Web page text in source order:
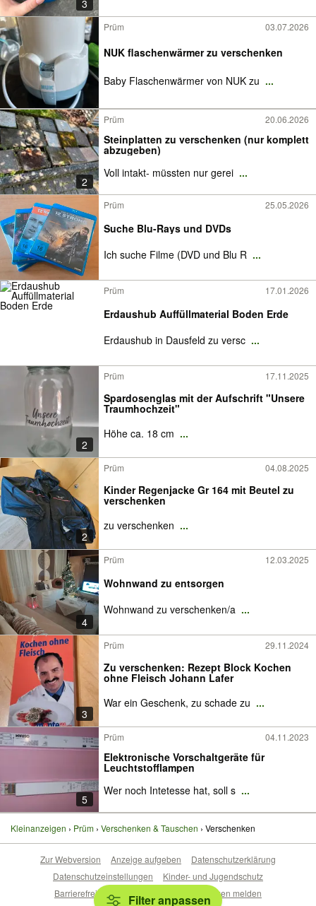
3
Prüm 03.07.2026
NUK flaschenwärmer zu verschenken
Baby Flaschenwärmer von NUK zu ...
2
Prüm 20.06.2026
Steinplatten zu verschenken (nur komplett
abzugeben)
Voll intakt- müssten nur gerei ...
Prüm 25.05.2026
Suche Blu-Rays und DVDs
Ich suche Filme (DVD und Blu R ...
Prüm 17.01.2026
Erdaushub Auffüllmaterial Boden Erde
Erdaushub in Dausfeld zu versc ...
2
Prüm 17.11.2025
Spardosenglas mit der Aufschrift "Unsere
Traumhochzeit"
Höhe ca. 18 cm ...
2
Prüm 04.08.2025
Kinder Regenjacke Gr 164 mit Beutel zu
verschenken
zu verschenken ...
4
Prüm 12.03.2025
Wohnwand zu entsorgen
Wohnwand zu verschenken/a ...
3
Prüm 29.11.2024
Zu verschenken: Rezept Block Kochen
ohne Fleisch Johann Lafer
War ein Geschenk, zu schade zu ...
5
Prüm 04.11.2023
Elektronische Vorschaltgeräte für
Leuchtstofflampen
Wer noch Intetesse hat, soll s ...
Kleinanzeigen Prüm Verschenken & Tauschen Verschenken
Filter anpassen
Zur Webversion Anzeige aufgeben
Datenschutzerklärung
Datenschutzeinstellungen
Kinder- und Jugendschutz
Barrierefreiheitserklärung
Sicherheitslücken melden